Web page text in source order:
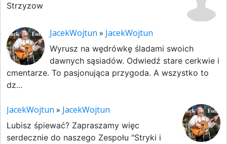
Strzyzow
JacekWojtun » JacekWojtun
Wyrusz na wędrówkę śladami swoich
dawnych sąsiadów. Odwiedź stare cerkwie i
cmentarze. To pasjonująca przygoda. A wszystko to
dz...
JacekWojtun » JacekWojtun
Lubisz śpiewać? Zapraszamy więc
serdecznie do naszego Zespołu "Stryki i